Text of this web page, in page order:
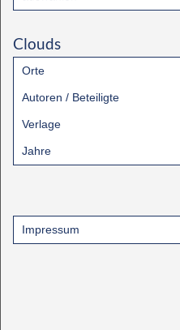
Clouds
Orte
Autoren / Beteiligte
Verlage
Jahre
Impressum